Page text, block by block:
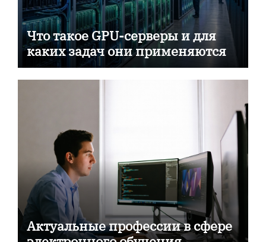
Что такое GPU-серверы и для
каких задач они применяются
Актуальные профессии в сфере